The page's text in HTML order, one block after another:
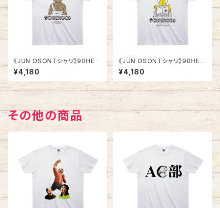
《JUN OSONＴシャツ》90HER
OES TJC005／ 【ザ・マン】
¥4,180
《JUN OSONＴシャツ》90HER
OES TJC006／ 【星マン】
¥4,180
その他の商品